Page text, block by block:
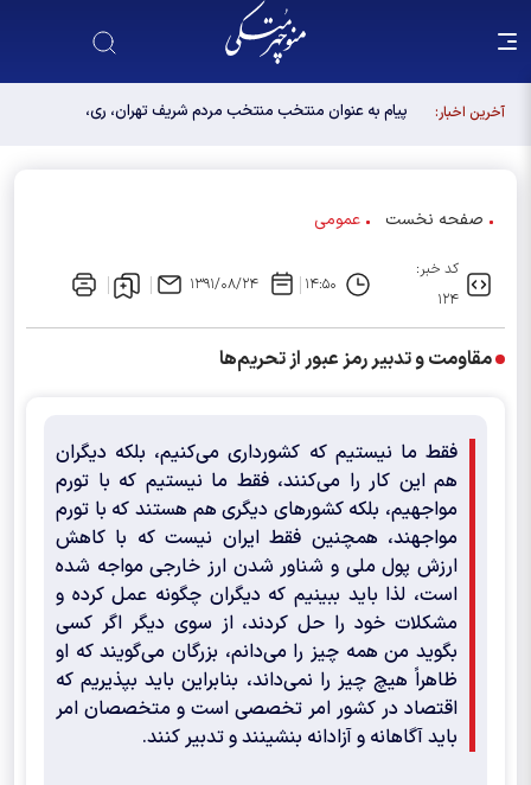
آخرین اخبار:
پیام به عنوان منتخب منتخب مردم شریف تهران، ری،
صفحه نخست عمومی
کد خبر:
۱۲۴
۱۴:۵۰ ۱۳۹۱/۰۸/۲۴
مقاومت و تدبیر رمز عبور از تحریم‌ها
فقط ما نیستیم که کشورداری می‌کنیم، بلکه دیگران
هم این کار را می‌کنند، فقط ما نیستیم که با تورم
مواجهیم، بلکه کشورهای دیگری هم هستند که با تورم
مواجهند، همچنین فقط ایران نیست که با کاهش
ارزش پول ملی و شناور شدن ارز خارجی مواجه شده
است، لذا باید ببینیم که دیگران چگونه عمل کرده و
مشکلات خود را حل کردند، از سوی دیگر ‌اگر کسی
بگوید من همه چیز را می‌دانم، بزرگان می‌گویند که او
ظاهراً هیچ چیز را نمی‌داند، بنابراین باید بپذیریم که
اقتصاد در کشور امر تخصصی است و متخصصان امر
باید آگاهانه و آزادانه بنشینند و تدبیر کنند.